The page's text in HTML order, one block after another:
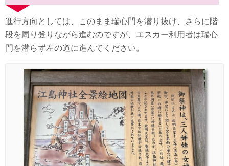
進行方向としては、このまま瑞心門を潜り抜け、さらに階
段を周り登りながら進むのですが、エスカー利用者は瑞心
門を潜らず左の道に進んでください。